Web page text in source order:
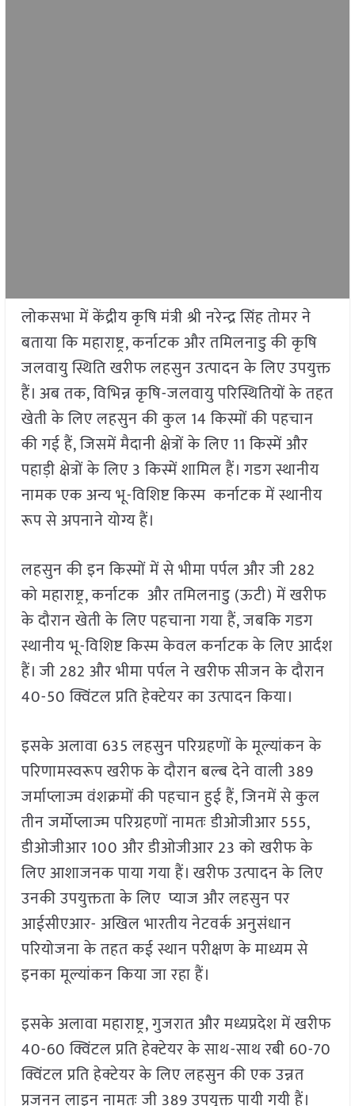
लोकसभा में केंद्रीय कृषि मंत्री श्री नरेन्द्र सिंह तोमर ने
बताया कि महाराष्ट्र, कर्नाटक और तमिलनाडु की कृषि
जलवायु स्थिति खरीफ लहसुन उत्पादन के लिए उपयुक्त
हैं। अब तक, विभिन्न कृषि-जलवायु परिस्थितियों के तहत
खेती के लिए लहसुन की कुल 14 किस्मों की पहचान
की गई हैं, जिसमें मैदानी क्षेत्रों के लिए 11 किस्में और
पहाड़ी क्षेत्रों के लिए 3 किस्में शामिल हैं। गडग स्थानीय
नामक एक अन्य भू-विशिष्ट किस्म कर्नाटक में स्थानीय
रूप से अपनाने योग्य हैं।
लहसुन की इन किस्मों में से भीमा पर्पल और जी 282
को महाराष्ट्र, कर्नाटक और तमिलनाडु (ऊटी) में खरीफ
के दौरान खेती के लिए पहचाना गया हैं, जबकि गडग
स्थानीय भू-विशिष्ट किस्म केवल कर्नाटक के लिए आर्दश
हैं। जी 282 और भीमा पर्पल ने खरीफ सीजन के दौरान
40-50 क्विंटल प्रति हेक्टेयर का उत्पादन किया।
इसके अलावा 635 लहसुन परिग्रहणों के मूल्यांकन के
परिणामस्वरूप खरीफ के दौरान बल्ब देने वाली 389
जर्माप्लाज्म वंशक्रमों की पहचान हुई हैं, जिनमें से कुल
तीन जर्मोप्लाज्म परिग्रहणों नामतः डीओजीआर 555,
डीओजीआर 100 और डीओजीआर 23 को खरीफ के
लिए आशाजनक पाया गया हैं। खरीफ उत्पादन के लिए
उनकी उपयुक्तता के लिए प्याज और लहसुन पर
आईसीएआर- अखिल भारतीय नेटवर्क अनुसंधान
परियोजना के तहत कई स्थान परीक्षण के माध्यम से
इनका मूल्यांकन किया जा रहा हैं।
इसके अलावा महाराष्ट्र, गुजरात और मध्यप्रदेश में खरीफ
40-60 क्विंटल प्रति हेक्टेयर के साथ-साथ रबी 60-70
क्विंटल प्रति हेक्टेयर के लिए लहसुन की एक उन्नत